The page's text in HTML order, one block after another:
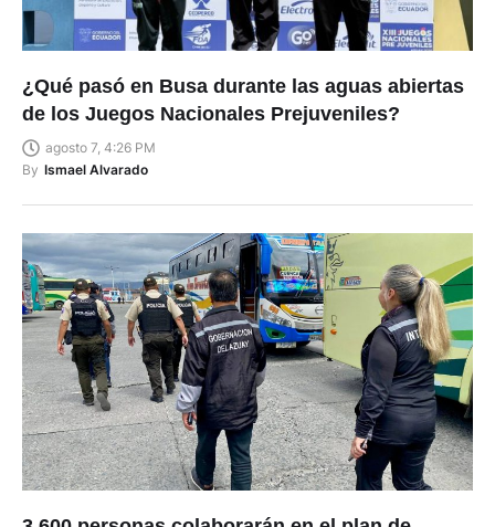
¿Qué pasó en Busa durante las aguas abiertas
de los Juegos Nacionales Prejuveniles?
agosto 7, 4:26 PM
By Ismael Alvarado